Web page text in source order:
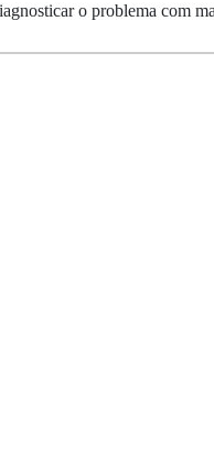
o problema com